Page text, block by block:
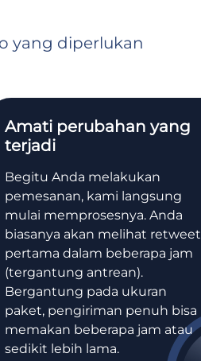
yang diperlukan
Amati perubahan yang
terjadi
Begitu Anda melakukan
pemesanan, kami langsung
mulai memprosesnya. Anda
biasanya akan melihat retweet
pertama dalam beberapa jam
(tergantung antrean).
Bergantung pada ukuran
paket, pengiriman penuh bisa
memakan beberapa jam atau
sedikit lebih lama.